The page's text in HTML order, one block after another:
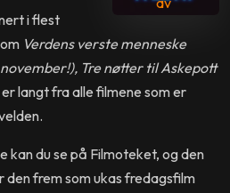
i flest
Verdens verste menneske
Tre nøtter til Askepott
langt fra alle filmene som er
kan du se på Filmoteket, og den
frem som ukas fredagsfilm